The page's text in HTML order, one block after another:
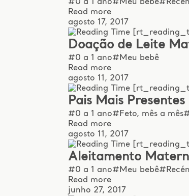
#0 a 1 ano#Meu bebê
Read more
agosto 17, 2017
Doação de Leite
#0 a 1 ano#Meu bebê
Read more
agosto 11, 2017
Pais Mais
#0 a 1 ano#Feto, mês a mês
Read more
agosto 11, 2017
Aleitamento
#0 a 1 ano#Meu bebê
Read more
junho 27, 2017